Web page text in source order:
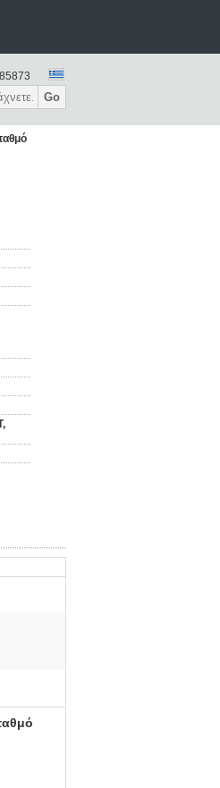
Go